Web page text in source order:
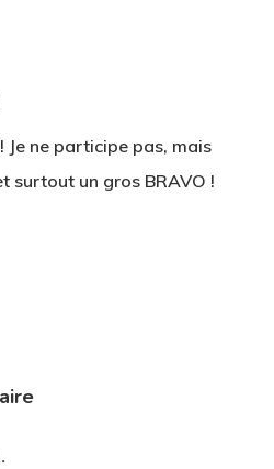
Je ne participe pas, mais
surtout un gros BRAVO !